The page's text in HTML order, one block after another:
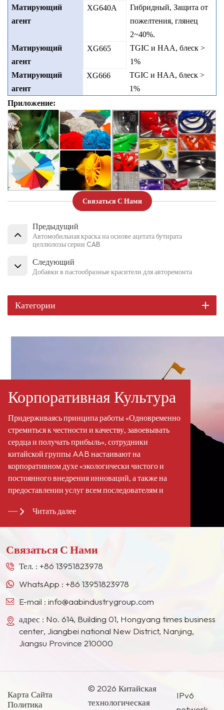
Матирующий
агент
XG640A Гибридный, Защита от
пожелтения, глянец
2~40%.
Матирующий
агент
XG665
TGIC и HAA, блеск >
1%
Матирующий
агент
XG666
TGIC и HAA, блеск >
1%
Приложение:
Связаться С Нами
Предыдущий
Автомобильная краска на основе ацетата бутирата
целлюлозы серии CAB
Следующий
Добавки в пастообразные красители для авторемонта
Категории
Корпоративная Культура
Придерживаясь принципа работы «Одновременно
стремиться к честности и качеству, завоевывать
сердца и получать прибыль», сотрудники
китайской группы AAB настаивают на
корпоративном духе «экологически чистого и
постоянного внедрения инноваций, а также на
предоставлении услуг всем последователям и
долгосрочными стабильными поставщиками для
многих гигантов лакокрасочной промышленности
Востоке, в Юго-Восточной Азии, Японии, Южной
Корее и других странах и регионах.
Читать далее
Связаться С Нами
Тел. : +86 13951823978
WhatsApp : +86 13951823978
E-mail : info@aabindustrygroup.com
адрес : No. 614, Building 01, Hongyang times business
center, Jiangbei national New District, Nanjing,
Jiangsu Province 210000
Карта Сайта
Политика
© 2026 Китайская
технологическая
IPv6